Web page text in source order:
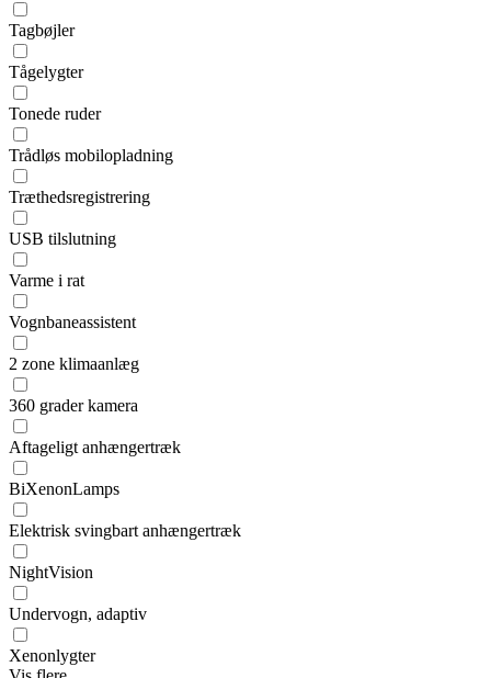
Tagbøjler
Tågelygter
Tonede ruder
Trådløs mobilopladning
Træthedsregistrering
USB tilslutning
Varme i rat
Vognbaneassistent
2 zone klimaanlæg
360 grader kamera
Aftageligt anhængertræk
BiXenonLamps
Elektrisk svingbart anhængertræk
NightVision
Undervogn, adaptiv
Xenonlygter